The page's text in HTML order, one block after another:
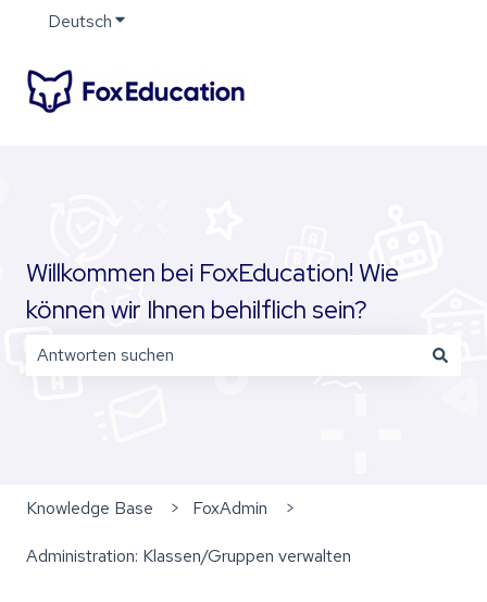
DeutschUntermenü für Übersetzungen anzeigen
Willkommen bei FoxEducation! Wie
können wir Ihnen behilflich sein?
Knowledge Base FoxAdmin
Administration: Klassen/Gruppen verwalten